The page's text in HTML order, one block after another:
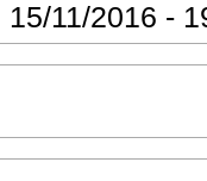
15/11/2016 -